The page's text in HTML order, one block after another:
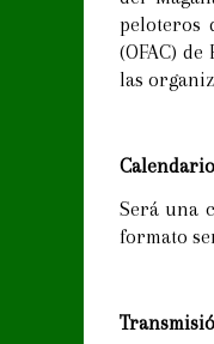
peloteros
(OFAC)
las
Será una
formato